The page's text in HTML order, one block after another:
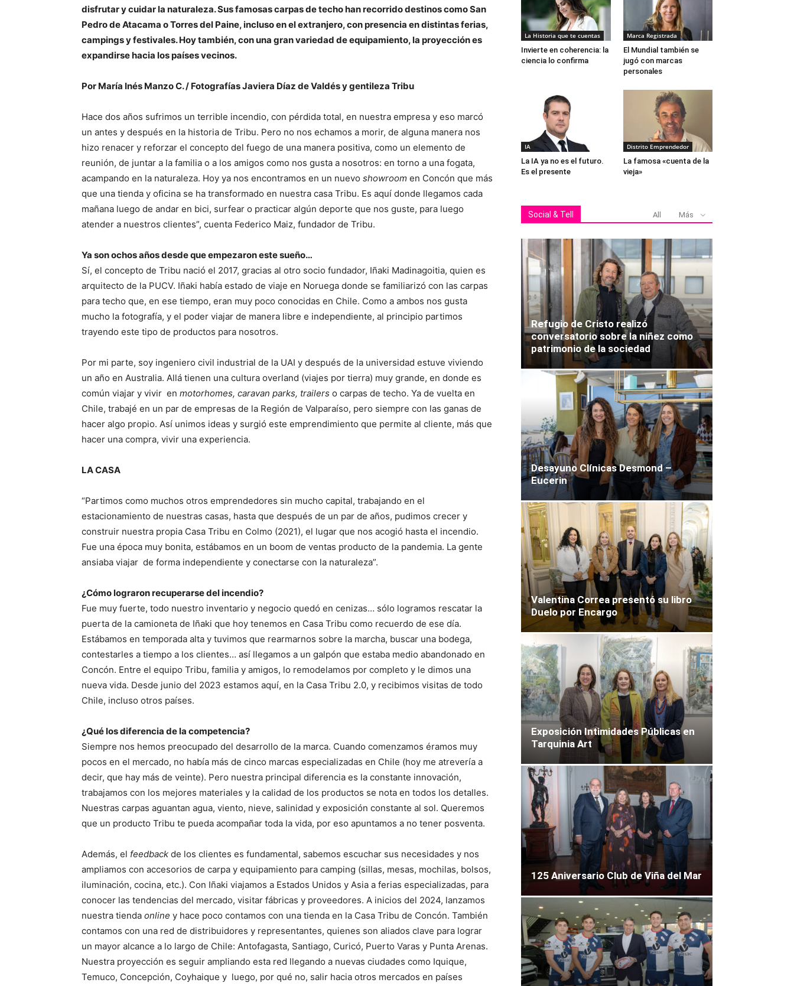
disfrutar y cuidar la naturaleza. Sus famosas carpas de techo han recorrido destinos como San
Pedro de Atacama o Torres del Paine, incluso en el extranjero, con presencia en distintas ferias,
campings y festivales. Hoy también, con una gran variedad de equipamiento, la proyección es
expandirse hacia los países vecinos.
Por María Inés Manzo C. / Fotografías Javiera Díaz de Valdés y gentileza Tribu
Hace dos años sufrimos un terrible incendio, con pérdida total, en nuestra empresa y eso marcó
un antes y después en la historia de Tribu. Pero no nos echamos a morir, de alguna manera nos
hizo renacer y reforzar el concepto del fuego de una manera positiva, como un elemento de
reunión, de juntar a la familia o a los amigos como nos gusta a nosotros: en torno a una fogata,
acampando en la naturaleza. Hoy ya nos encontramos en un nuevo showroom en Concón que más
que una tienda y oficina se ha transformado en nuestra casa Tribu. Es aquí donde llegamos cada
mañana luego de andar en bici, surfear o practicar algún deporte que nos guste, para luego
atender a nuestros clientes”, cuenta Federico Maiz, fundador de Tribu.
Ya son ochos años desde que empezaron este sueño…
Sí, el concepto de Tribu nació el 2017, gracias al otro socio fundador, Iñaki Madinagoitia, quien es
arquitecto de la PUCV. Iñaki había estado de viaje en Noruega donde se familiarizó con las carpas
para techo que, en ese tiempo, eran muy poco conocidas en Chile. Como a ambos nos gusta
mucho la fotografía, y el poder viajar de manera libre e independiente, al principio partimos
trayendo este tipo de productos para nosotros.
Por mi parte, soy ingeniero civil industrial de la UAI y después de la universidad estuve viviendo
un año en Australia. Allá tienen una cultura overland (viajes por tierra) muy grande, en donde es
común viajar y vivir en motorhomes, caravan parks, trailers o carpas de techo. Ya de vuelta en
Chile, trabajé en un par de empresas de la Región de Valparaíso, pero siempre con las ganas de
hacer algo propio. Así unimos ideas y surgió este emprendimiento que permite al cliente, más que
hacer una compra, vivir una experiencia.
LA CASA
“Partimos como muchos otros emprendedores sin mucho capital, trabajando en el
estacionamiento de nuestras casas, hasta que después de un par de años, pudimos crecer y
construir nuestra propia Casa Tribu en Colmo (2021), el lugar que nos acogió hasta el incendio.
Fue una época muy bonita, estábamos en un boom de ventas producto de la pandemia. La gente
ansiaba viajar de forma independiente y conectarse con la naturaleza”.
¿Cómo lograron recuperarse del incendio?
Fue muy fuerte, todo nuestro inventario y negocio quedó en cenizas… sólo logramos rescatar la
puerta de la camioneta de Iñaki que hoy tenemos en Casa Tribu como recuerdo de ese día.
Estábamos en temporada alta y tuvimos que rearmarnos sobre la marcha, buscar una bodega,
contestarles a tiempo a los clientes… así llegamos a un galpón que estaba medio abandonado en
Concón. Entre el equipo Tribu, familia y amigos, lo remodelamos por completo y le dimos una
nueva vida. Desde junio del 2023 estamos aquí, en la Casa Tribu 2.0, y recibimos visitas de todo
Chile, incluso otros países.
¿Qué los diferencia de la competencia?
Siempre nos hemos preocupado del desarrollo de la marca. Cuando comenzamos éramos muy
pocos en el mercado, no había más de cinco marcas especializadas en Chile (hoy me atrevería a
decir, que hay más de veinte). Pero nuestra principal diferencia es la constante innovación,
trabajamos con los mejores materiales y la calidad de los productos se nota en todos los detalles.
Nuestras carpas aguantan agua, viento, nieve, salinidad y exposición constante al sol. Queremos
que un producto Tribu te pueda acompañar toda la vida, por eso apuntamos a no tener posventa.
Además, el feedback de los clientes es fundamental, sabemos escuchar sus necesidades y nos
ampliamos con accesorios de carpa y equipamiento para camping (sillas, mesas, mochilas, bolsos,
iluminación, cocina, etc.). Con Iñaki viajamos a Estados Unidos y Asia a ferias especializadas, para
conocer las tendencias del mercado, visitar fábricas y proveedores. A inicios del 2024, lanzamos
nuestra tienda online y hace poco contamos con una tienda en la Casa Tribu de Concón. También
contamos con una red de distribuidores y representantes, quienes son aliados clave para lograr
un mayor alcance a lo largo de Chile: Antofagasta, Santiago, Curicó, Puerto Varas y Punta Arenas.
Nuestra proyección es seguir ampliando esta red llegando a nuevas ciudades como Iquique,
Temuco, Concepción, Coyhaique y luego, por qué no, salir hacia otros mercados en países
La Historia que te cuentas
Invierte en coherencia: la
ciencia lo confirma
Marca Registrada
El Mundial también se
jugó con marcas
personales
IA
La IA ya no es el futuro.
Es el presente
Distrito Emprendedor
La famosa «cuenta de la
vieja»
Social & Tell All Más
Refugio de Cristo realizó
conversatorio sobre la niñez como
patrimonio de la sociedad
Desayuno Clínicas Desmond –
Eucerin
Valentina Correa presentó su libro
Duelo por Encargo
Exposición Intimidades Públicas en
Tarquinia Art
125 Aniversario Club de Viña del Mar